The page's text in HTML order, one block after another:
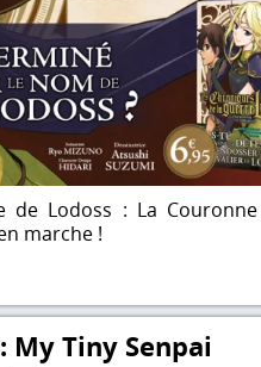
de Lodoss : La
marche !
My Tiny Senpai